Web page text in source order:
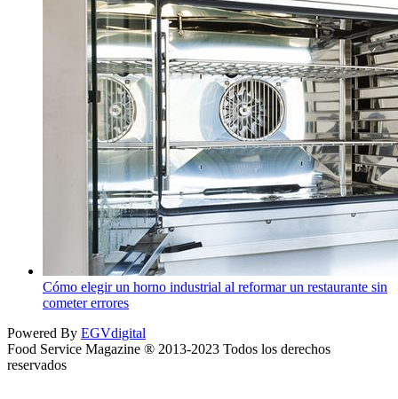
Cómo elegir un horno industrial al reformar un restaurante sin
cometer errores
Powered By EGVdigital
Food Service Magazine ® 2013-2023 Todos los derechos
reservados